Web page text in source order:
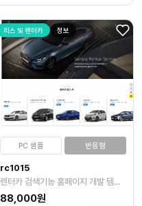
정보
리스 및 렌터카
PC 샘플 반응형
rc1015
렌터카 검색기능 홈페이지 개발 템플릿
88,000원